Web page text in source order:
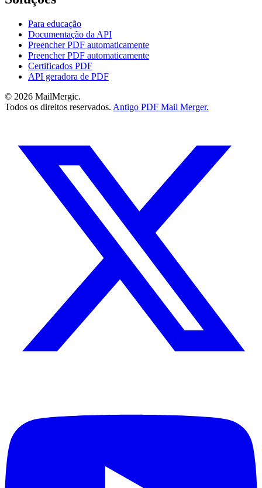
Para educação
Documentação da API
Preencher PDF automaticamente
Preencher PDF automaticamente
Certificados PDF
API geradora de PDF
© 2026 MailMergic.
Todos os direitos reservados. Antigo PDF Mail Merger.